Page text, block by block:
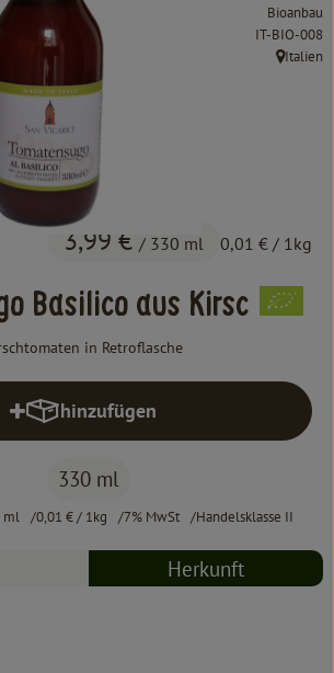
Basilico aus Kirsc
in Retroflasche
3,99 € / 330 ml 0,01 € / 1kg
Bioanbau
,IT-BIO-008
,Italien
hinzufügen
Produkt zum Warenkorb
330 ml
ml 0,01 €/ 1kg 7% MwSt Handelsklasse II
Herkunft